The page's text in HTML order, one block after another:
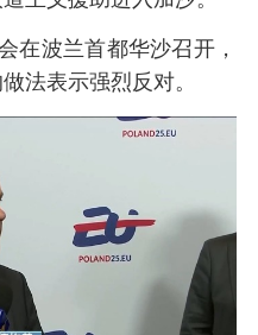
在波兰首都华沙召开，
法表示强烈反对。